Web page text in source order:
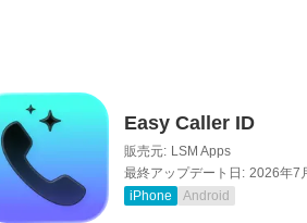
Easy Caller ID
販売元: LSM Apps
最終アップデート日: 2026年7
iPhone
Android